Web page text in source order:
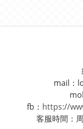
mail：
fb： https://
客服時間：